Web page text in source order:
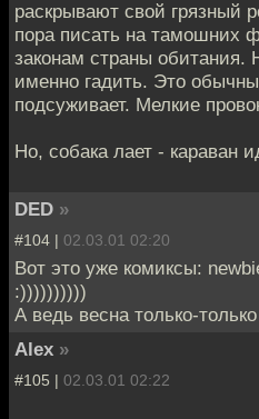
раскрывают свой грязный
пора писать на тамошних
законам страны обитания.
именно гадить. Это
подсуживает. Мелкие
Но, собака лает - караван
DED »
#104 | 02.03.01 02:20
Вот это уже комиксы:
:))))))))))
А ведь весна только-
Alex »
#105 | 02.03.01 02:22